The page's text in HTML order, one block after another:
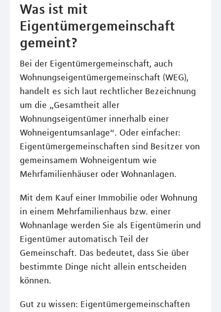
Was ist mit
Eigentümergemeinschaft
gemeint?
Bei der Eigentümergemeinschaft, auch
Wohnungseigentümergemeinschaft (WEG),
handelt es sich laut rechtlicher Bezeichnung
um die „Gesamtheit aller
Wohnungseigentümer innerhalb einer
Wohneigentumsanlage“. Oder einfacher:
Eigentümergemeinschaften sind Besitzer von
gemeinsamem Wohneigentum wie
Mehrfamilienhäuser oder Wohnanlagen.
Mit dem Kauf einer Immobilie oder Wohnung
in einem Mehrfamilienhaus bzw. einer
Wohnanlage werden Sie als Eigentümerin und
Eigentümer automatisch Teil der
Gemeinschaft. Das bedeutet, dass Sie über
bestimmte Dinge nicht allein entscheiden
können.
Gut zu wissen: Eigentümergemeinschaften